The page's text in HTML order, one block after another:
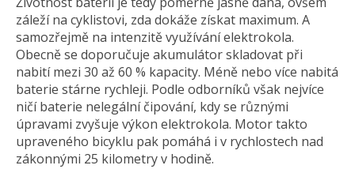
záleží na cyklistovi, zda dokáže získat maximum. A
samozřejmě na intenzitě využívání elektrokola.
Obecně se doporučuje akumulátor skladovat při
nabití mezi 30 až 60 % kapacity. Méně nebo více nabitá
baterie stárne rychleji. Podle odborníků však nejvíce
ničí baterie nelegální čipování, kdy se různými
úpravami zvyšuje výkon elektrokola. Motor takto
upraveného bicyklu pak pomáhá i v rychlostech nad
zákonnými 25 kilometry v hodině.